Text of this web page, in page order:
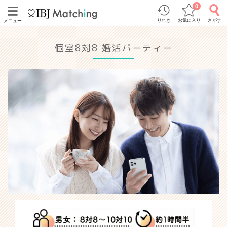
メニュー りれき お気に入り
0
さがす
個室8対8 婚活パーティー